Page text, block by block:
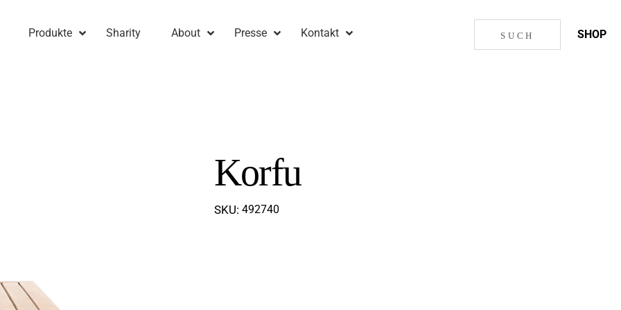
Produkte Sharity About Presse Kontakt SHOP
Korfu
SKU: 492740